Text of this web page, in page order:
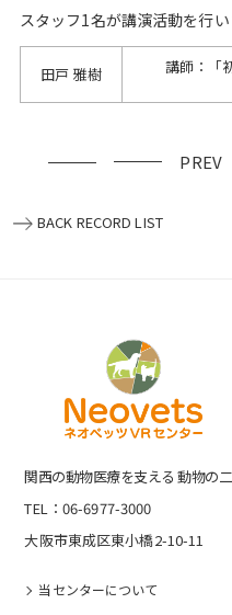
スタッフ1名が講演活動を行い
田戸 雅樹 講師：「
PREV
BACK RECORD LIST
関⻄の動物医療を⽀える 動物の
TEL：06-6977-3000
大阪市東成区東小橋2-10-11
当センターについて